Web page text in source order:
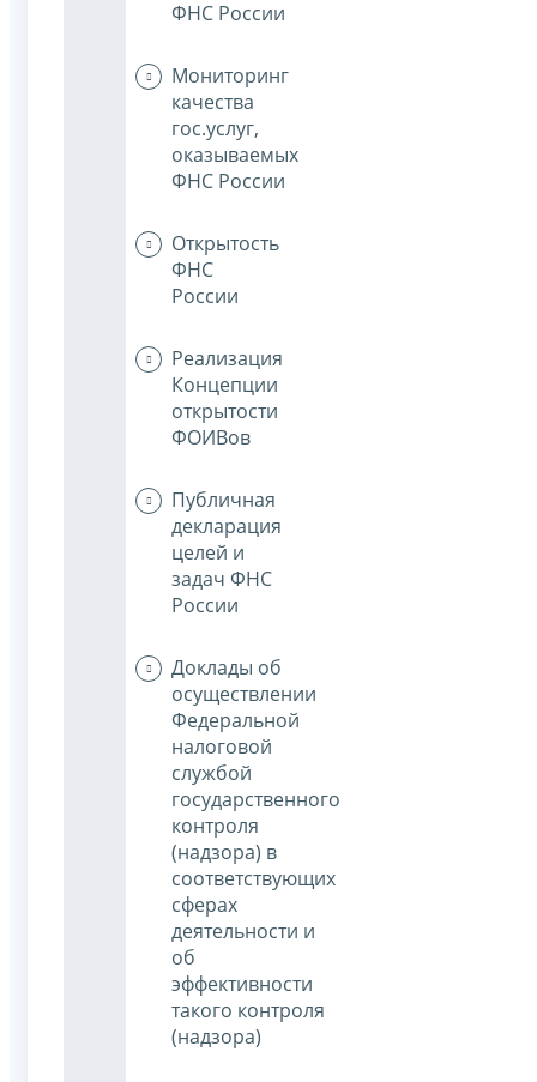
ФНС России
Мониторинг
качества
гос.услуг,
оказываемых
ФНС России
Открытость
ФНС
России
Реализация
Концепции
открытости
ФОИВов
Публичная
декларация
целей и
задач ФНС
России
Доклады об
осуществлении
Федеральной
налоговой
службой
государственного
контроля
(надзора) в
соответствующих
сферах
деятельности и
об
эффективности
такого контроля
(надзора)